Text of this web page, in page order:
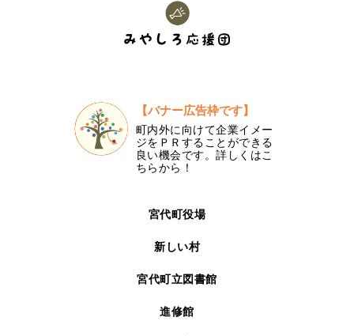
【バナー広告枠です】
町内外に向けて企業イメー
ジをＰＲすることができる
良い機会です。詳しくはこ
ちらから！
宮代町役場
新しい村
宮代町立図書館
進修館